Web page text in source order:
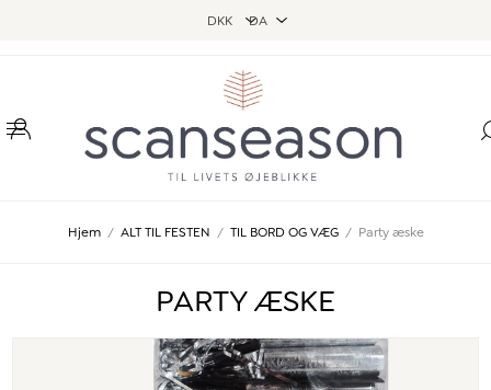
Hjem / ALT TIL FESTEN / TIL BORD OG VÆG / Party æske
PARTY ÆSKE